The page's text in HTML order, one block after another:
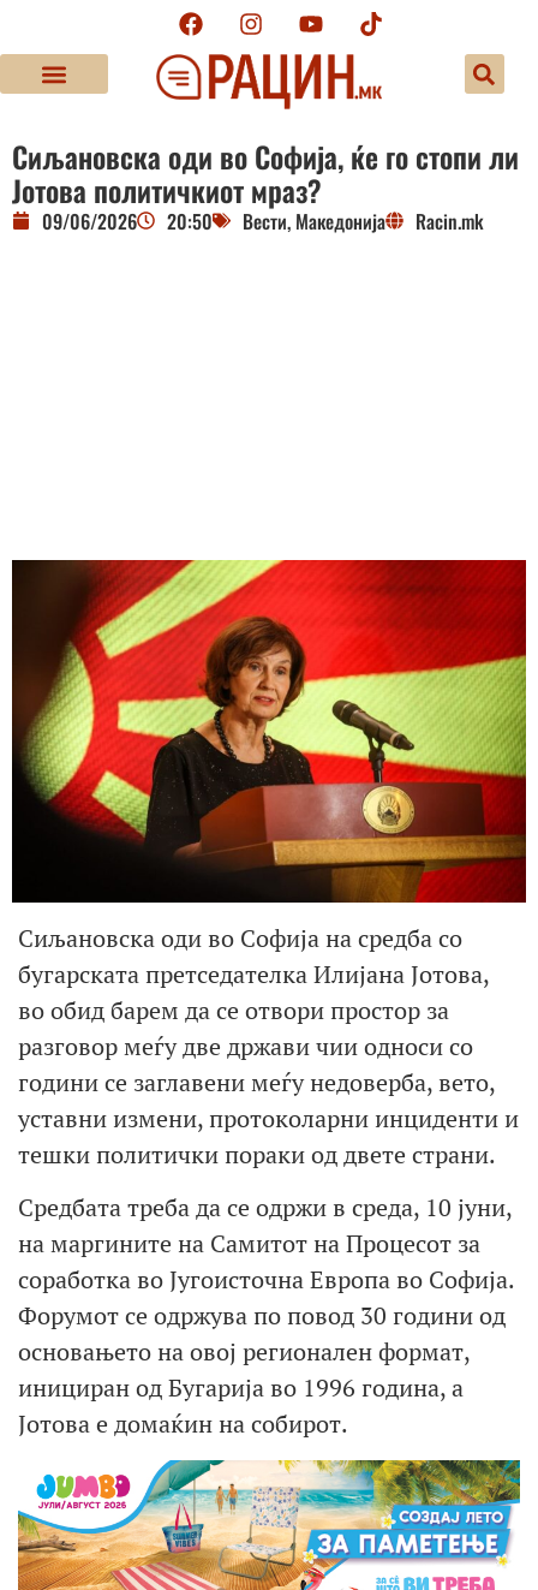
Сиљановска оди во Софија, ќе го стопи ли
Јотова политичкиот мраз?
09/06/2026 20:50 Вести, Македонија Racin.mk
Сиљановска оди во Софија на средба со
бугарската претседателка Илијана Јотова,
во обид барем да се отвори простор за
разговор меѓу две држави чии односи со
години се заглавени меѓу недоверба, вето,
уставни измени, протоколарни инциденти и
тешки политички пораки од двете страни.
Средбата треба да се одржи в среда, 10 јуни,
на маргините на Самитот на Процесот за
соработка во Југоисточна Европа во Софија.
Форумот се одржува по повод 30 години од
основањето на овој регионален формат,
инициран од Бугарија во 1996 година, а
Јотова е домаќин на собирот.